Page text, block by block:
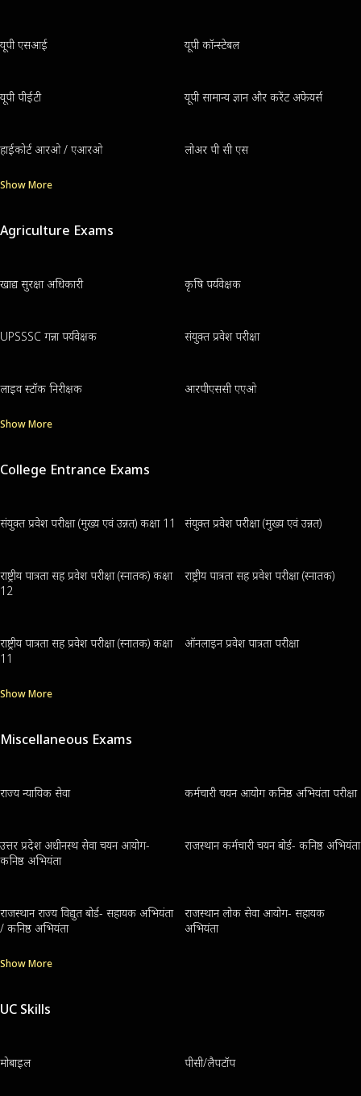
यूपी एसआई यूपी कॉन्स्टेबल
यूपी पीईटी यूपी सामान्य ज्ञान और करेंट अफेयर्स
हाईकोर्ट आरओ / एआरओ लोअर पी सी एस
Show More
Agriculture Exams
खाद्य सुरक्षा अधिकारी कृषि पर्यवेक्षक
UPSSSC गन्ना पर्यवेक्षक संयुक्त प्रवेश परीक्षा
लाइव स्टॉक निरीक्षक आरपीएससी एएओ
Show More
College Entrance Exams
संयुक्त प्रवेश परीक्षा (मुख्य एवं उन्नत) कक्षा 11 संयुक्त प्रवेश परीक्षा (मुख्य एवं उन्नत)
राष्ट्रीय पात्रता सह प्रवेश परीक्षा (स्नातक) कक्षा
12
राष्ट्रीय पात्रता सह प्रवेश परीक्षा (स्नातक)
राष्ट्रीय पात्रता सह प्रवेश परीक्षा (स्नातक) कक्षा
11
ऑनलाइन प्रवेश पात्रता परीक्षा
Show More
Miscellaneous Exams
राज्य न्यायिक सेवा कर्मचारी चयन आयोग कनिष्ठ अभियंता परीक्षा
उत्तर प्रदेश अधीनस्थ सेवा चयन आयोग-
कनिष्ठ अभियंता
राजस्थान कर्मचारी चयन बोर्ड- कनिष्ठ अभियंता
राजस्थान राज्य विद्युत बोर्ड- सहायक अभियंता
/ कनिष्ठ अभियंता
राजस्थान लोक सेवा आयोग- सहायक
अभियंता
Show More
UC Skills
मोबाइल पीसी/लैपटॉप